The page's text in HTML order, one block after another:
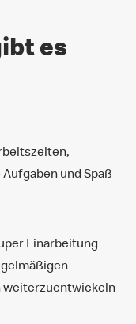
es
und Spaß​
Einarbeitung
weiterzuentwickeln